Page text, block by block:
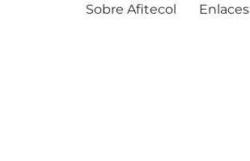
Sobre Afitecol Enlaces